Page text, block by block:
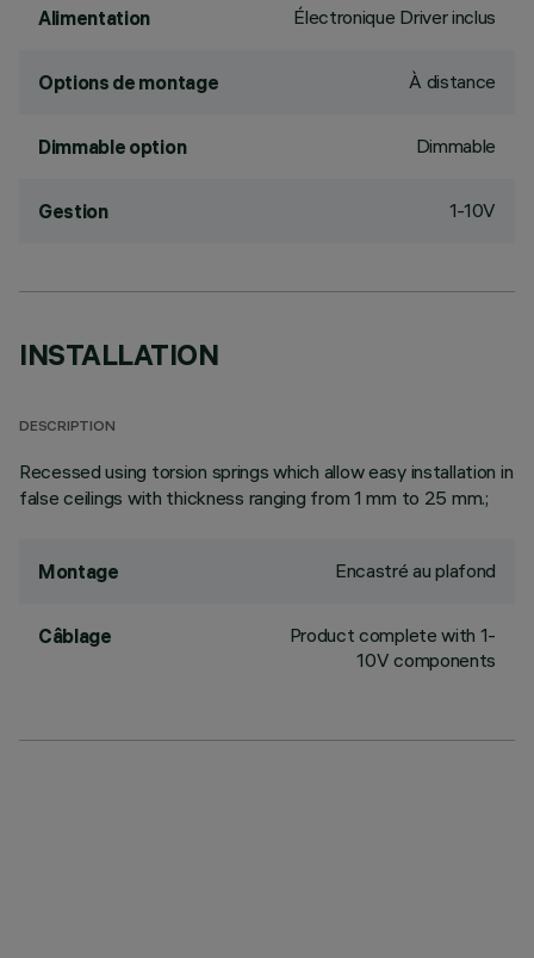
Alimentation Électronique Driver inclus
Options de montage À distance
Dimmable option Dimmable
Gestion 1-10V
INSTALLATION
DESCRIPTION
Recessed using torsion springs which allow easy installation in
false ceilings with thickness ranging from 1 mm to 25 mm.;
Montage Encastré au plafond
Câblage
Product complete with 1-
10V components